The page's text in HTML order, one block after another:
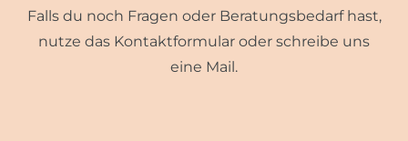
Falls du noch Fragen oder Beratungsbedarf hast,
nutze das Kontaktformular oder schreibe uns
eine Mail.